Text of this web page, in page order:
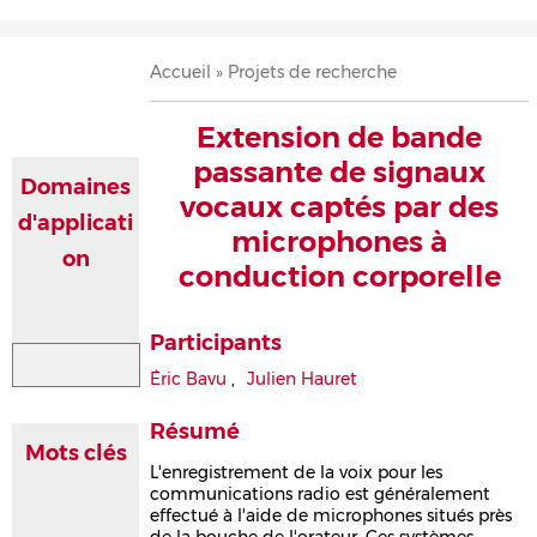
Fil
d'Ariane
Accueil Projets de recherche
Extension de bande
passante de signaux
vocaux captés par des
microphones à
conduction corporelle
Participants
Éric Bavu , Julien Hauret
Résumé
L'enregistrement de la voix pour les
communications radio est généralement
effectué à l'aide de microphones situés près
Domaines
d'applicati
on
Mots clés